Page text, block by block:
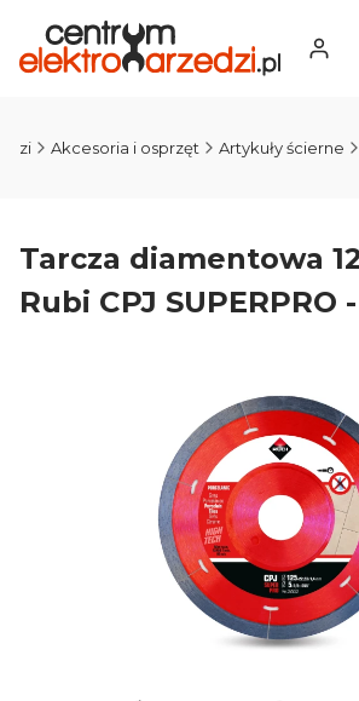
Akcesoria i osprzęt Artykuły ścierne
Tarcza diamentowa
Rubi CPJ SUPERPRO